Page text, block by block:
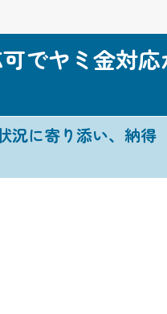
でヤミ金対
況に寄り添い、納得